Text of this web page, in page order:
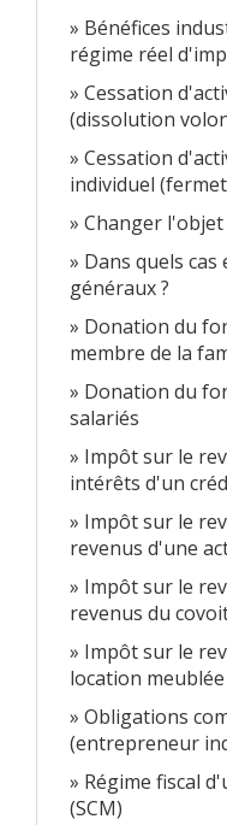
Bénéfices
régime réel
Cessation
(dissolution
Cessation
individuel
Changer l'objet
Dans quels
généraux ?
Donation du
membre de la
Donation du
salariés
Impôt sur le
intérêts d'un
Impôt sur le
revenus d'une
Impôt sur le
revenus du
Impôt sur le
location meublée
Obligations
(entrepreneur
Régime fiscal
(SCM)